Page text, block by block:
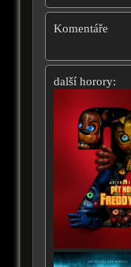
Komentáře
další horory: